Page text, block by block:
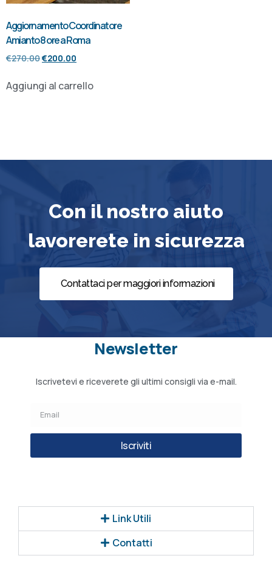
Aggiornamento Coordinatore
Amianto 8 ore a Roma
€270.00€200.00
Aggiungi al carrello
Con il nostro aiuto
lavorerete in sicurezza
Contattaci per maggiori informazioni
Newsletter
Iscrivetevi e riceverete gli ultimi consigli via e-mail.
Iscriviti
Link Utili
Contatti